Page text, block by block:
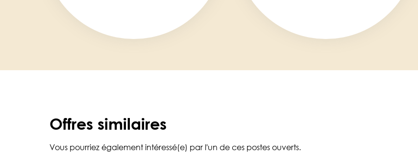
Offres similaires
Vous pourriez également intéressé(e) par l'un de ces postes ouverts.